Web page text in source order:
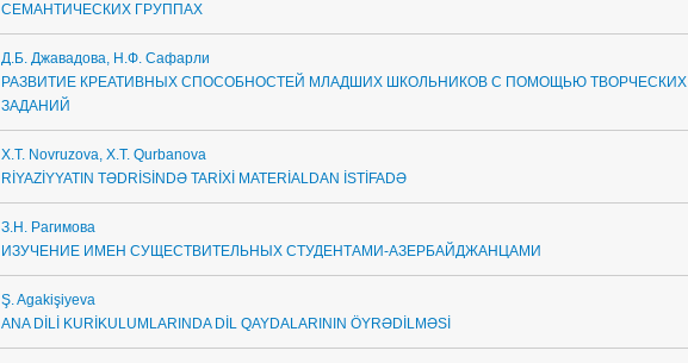
СЕМАНТИЧЕСКИХ ГРУППАХ
Д.Б. Джавадова, Н.Ф. Сафарли
РАЗВИТИЕ КРЕАТИВНЫХ СПОСОБНОСТЕЙ МЛАДШИХ ШКОЛЬНИКОВ С ПОМОЩЬЮ ТВОРЧЕСКИХ
ЗАДАНИЙ
X.T. Novruzova, X.T. Qurbanova
RİYAZİYYATIN TƏDRİSİNDƏ TARİXİ MATERİALDAN İSTİFADƏ
З.Н. Рагимова
ИЗУЧЕНИЕ ИМЕН СУЩЕСТВИТЕЛЬНЫХ СТУДЕНТАМИ-АЗЕРБАЙДЖАНЦАМИ
Ş. Agakişiyeva
ANA DİLİ KURİKULUMLARINDA DİL QAYDALARININ ÖYRƏDİLMƏSİ